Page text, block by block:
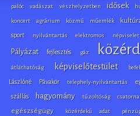
palóc vadászat vészhelyzetben idősek
koncert agrárium közmű műemlék
sport nyilvántartás elektromos népviselet
Pályázat fejlesztés gáz
átláthatóság képviselőtestület
Lászlóné Pávakör telephely-nyilvántartás
szállás hagyomány tűzoltóság csatorna
egészségügy közérdekű adat